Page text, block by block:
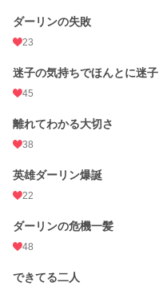
ダーリンの失敗
23
迷子の気持ちでほんとに迷子
45
離れてわかる大切さ
38
英雄ダーリン爆誕
22
ダーリンの危機一髪
48
できてる二人